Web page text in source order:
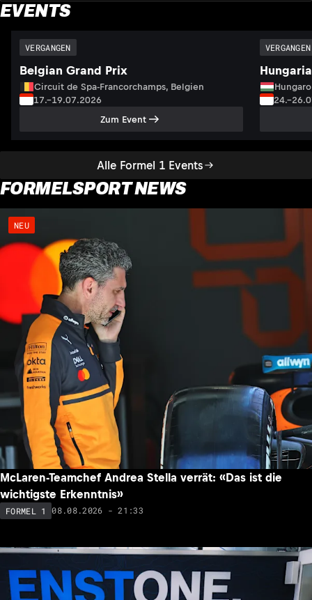
EVENTS
Alle Formel 1 Events
VERGANGEN
Belgian Grand Prix
Circuit de Spa-Francorchamps, Belgien
17.–19.07.2026
Zum Event
VERGANGEN
FORMELSPORT NEWS
NEU
McLaren-Teamchef Andrea Stella verrät: «Das ist die
wichtigste Erkenntnis»
FORMEL 1 08.08.2026 - 21:33